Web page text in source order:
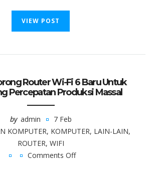
VIEW POST
Router Wi-Fi 6 Baru Untuk
Percepatan Produksi Massal
by admin
7 Feb
KOMPUTER, KOMPUTER, LAIN-LAIN,
ROUTER, WIFI
Comments Off